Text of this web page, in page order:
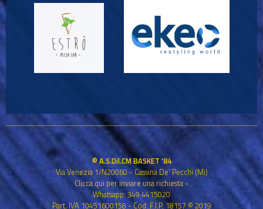
© A.S.Dil.CM BASKET '84
Via Venezia 1/N20060 - Cassina De' Pecchi (Mi)
Clicca qui per inviare una richiesta -
Whatsapp: 349.4415020
Part. IVA 10451600158 - Cod. F.I.P. 18157 © 2019